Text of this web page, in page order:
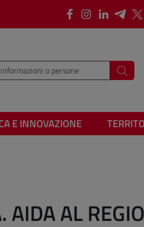
FacebookInstagram
LinkedIn X
termini da cercare Cerca
E INNOVAZIONE
AIDA AL